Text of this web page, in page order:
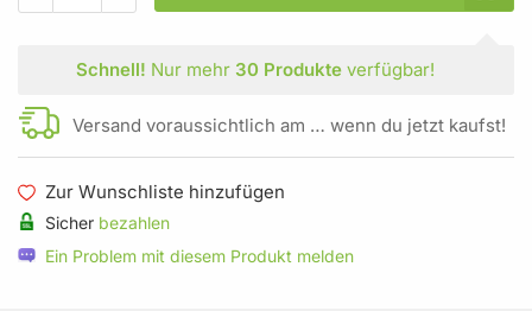
Schnell! Nur mehr 30 Produkteverfügbar!
Versand voraussichtlich am … wenn du jetzt kaufst!
Zur Wunschliste hinzufügen
Sicher bezahlen
Ein Problem mit diesem Produkt melden